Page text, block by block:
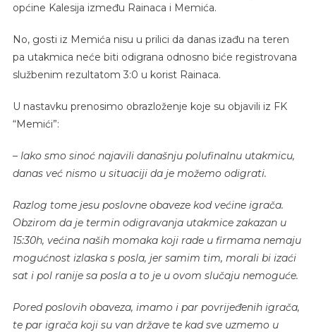
općine Kalesija između Rainaca i Memića.
No, gosti iz Memića nisu u prilici da danas izađu na teren
pa utakmica neće biti odigrana odnosno biće registrovana
službenim rezultatom 3:0 u korist Rainaca.
U nastavku prenosimo obrazloženje koje su objavili iz FK
“Memići”:
– Iako smo sinoć najavili današnju polufinalnu utakmicu,
danas već nismo u situaciji da je možemo odigrati.
Razlog tome jesu poslovne obaveze kod većine igrača.
Obzirom da je termin odigravanja utakmice zakazan u
15:30h, većina naših momaka koji rade u firmama nemaju
mogućnost izlaska s posla, jer samim tim, morali bi izaći
sat i pol ranije sa posla a to je u ovom slučaju nemoguće.
Pored poslovih obaveza, imamo i par povrijeđenih igrača,
te par igrača koji su van države te kad sve uzmemo u